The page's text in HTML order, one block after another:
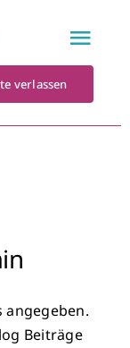
verlassen
angegeben.
Beiträge